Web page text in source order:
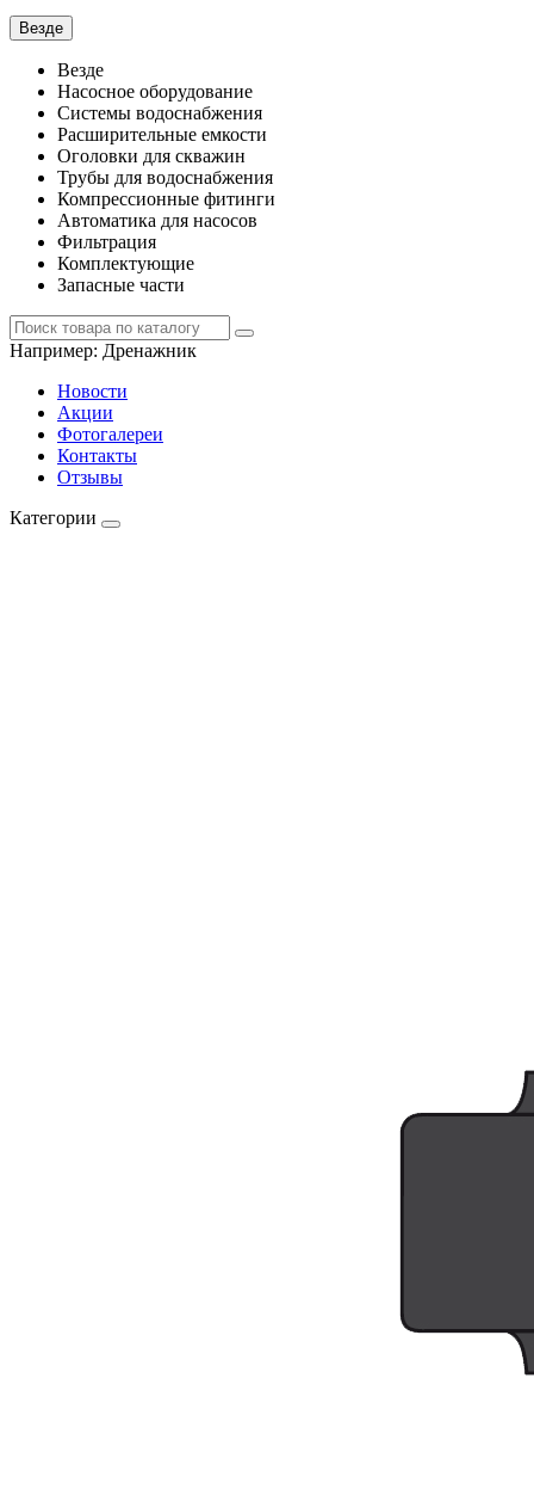
Везде
Везде
Насосное оборудование
Системы водоснабжения
Расширительные емкости
Оголовки для скважин
Трубы для водоснабжения
Компрессионные фитинги
Автоматика для насосов
Фильтрация
Комплектующие
Запасные части
Например: Дренажник
Новости
Акции
Фотогалереи
Контакты
Отзывы
Категории